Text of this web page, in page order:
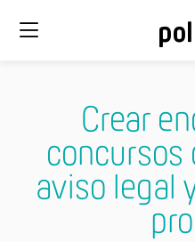
Crear
concursos
aviso legal